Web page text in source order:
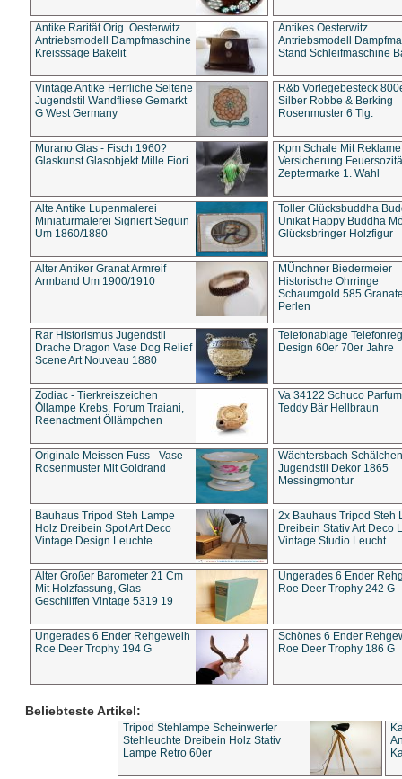
Antike Rarität Orig. Oesterwitz
Antriebsmodell Dampfmaschine
Kreisssäge Bakelit
Antikes Oesterwitz
Antriebsmodell
Stand Schleifmaschine
Vintage Antike Herrliche Seltene
Jugendstil Wandfliese Gemarkt
G West Germany
R&b Vorlegebesteck
Silber Robbe & Berking
Rosenmuster 6 Tlg.
Murano Glas - Fisch 1960?
Glaskunst Glasobjekt Mille Fiori
Kpm Schale Mit Reklame
Versicherung
Zeptermarke 1. Wahl
Alte Antike Lupenmalerei
Miniaturmalerei Signiert Seguin
Um 1860/1880
Toller Glücksbuddha
Unikat Happy Buddha
Glücksbringer Holzfigur
Alter Antiker Granat Armreif
Armband Um 1900/1910
MÜnchner Biedermeier
Historische Ohrringe
Schaumgold 585
Perlen
Rar Historismus Jugendstil
Drache Dragon Vase Dog Relief
Scene Art Nouveau 1880
Telefonablage
Design 60er 70er Jahre
Zodiac - Tierkreiszeichen
Öllampe Krebs, Forum Traiani,
Reenactment Öllämpchen
Va 34122 Schuco
Teddy Bär Hellbraun
Originale Meissen Fuss - Vase
Rosenmuster Mit Goldrand
Wächtersbach Schälchen
Jugendstil Dekor 1865
Messingmontur
Bauhaus Tripod Steh Lampe
Holz Dreibein Spot Art Deco
Vintage Design Leuchte
2x Bauhaus Tripod Steh
Dreibein Stativ Art Deco
Vintage Studio Leucht
Alter Großer Barometer 21 Cm
Mit Holzfassung, Glas
Geschliffen Vintage 5319 19
Ungerades 6 Ender
Roe Deer Trophy 242 G
Ungerades 6 Ender Rehgeweih
Roe Deer Trophy 194 G
Schönes 6 Ender
Roe Deer Trophy 186 G
Beliebteste Artikel:
Tripod Stehlampe Scheinwerfer
Stehleuchte Dreibein Holz Stativ
Lampe Retro 60er